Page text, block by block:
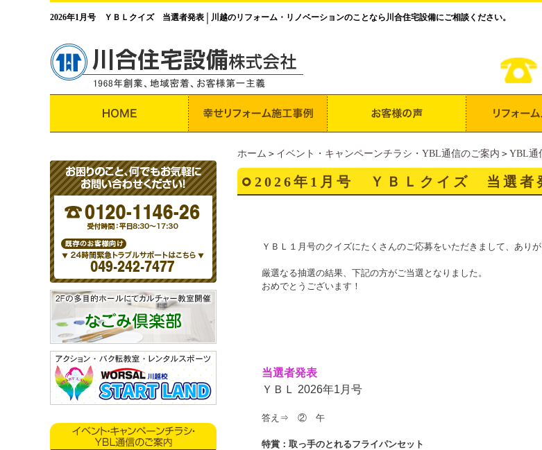
2026年1月号 ＹＢＬクイズ 当選者発表 川越のリフォーム・リノベーションのことなら川合住宅設備にご相談ください。
ホーム ＞ イベント・キャンペーンチラシ・YBL通信のご案内 ＞ YBL通
2026年1月号 ＹＢＬクイズ 当選者
ＹＢＬ１月号のクイズにたくさんのご応募をいただきまして、ありが
厳選なる抽選の結果、下記の方がご当選となりました。
おめでとうございます！
当選者発表
ＹＢＬ 2026年1 月号
答え⇒ ② 午
特賞：取っ手のとれるフライパンセット